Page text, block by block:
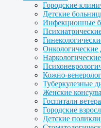
Городские
Детские
Инфекционные
Онкологические
Кожно-
Туберкулезные
Женские
Госпитали
Городские
Детские